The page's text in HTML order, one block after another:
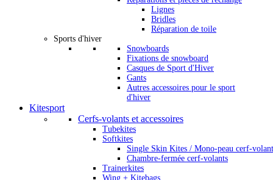
Lignes
Bridles
Réparation de toile
Sports d'hiver
Snowboards
Fixations de snowboard
Casques de Sport d'Hiver
Gants
Autres accessoires pour le sport
d'hiver
Kitesport
Cerfs-volants et accessoires
Tubekites
Softkites
Single Skin Kites / Mono-peau cerf-
Chambre-fermée cerf-volants
Trainerkites
Wing + Kitebags